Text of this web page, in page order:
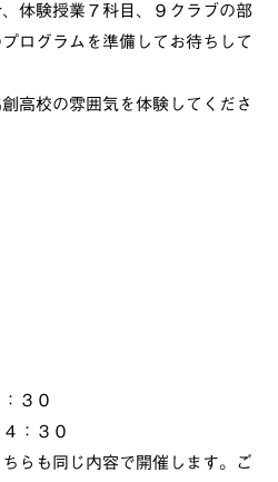
体験授業７科目、９クラブの部
ログラムを準備してお待ちして
高校の雰囲気を体験してくださ
３０
：３０
らも同じ内容で開催します。ご